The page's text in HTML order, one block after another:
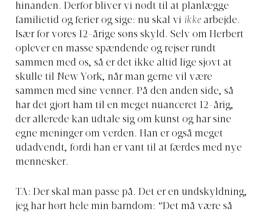
hinanden. Derfor bliver vi nødt til at planlægge
familietid og ferier og sige: nu skal vi ikke arbejde.
Især for vores 12-årige søns skyld. Selv om Herbert
oplever en masse spændende og rejser rundt
sammen med os, så er det ikke altid lige sjovt at
skulle til New York, når man gerne vil være
sammen med sine venner. På den anden side, så
har det gjort ham til en meget nuanceret 12-årig,
der allerede kan udtale sig om kunst og har sine
egne meninger om verden. Han er også meget
udadvendt, fordi han er vant til at færdes med nye
mennesker.
TA: Der skal man passe på. Det er en undskyldning,
jeg har hørt hele min barndom: “Det må være så